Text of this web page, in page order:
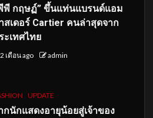
พี กฤษฏ์” ขึ้นแท่นแบรนด์แอม
สเดอร์ Cartier คนล่าสุดจาก
ะเทศไทย
เดือน ago admin
UPDATE
กนักแสดงอายุน้อยสู่เจ้าของ